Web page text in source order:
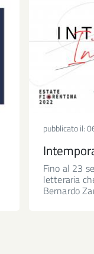
pubblicato il:
Fino al 23
letteraria
Bernardo